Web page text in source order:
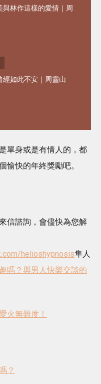
與林作這樣的愛情｜周
經如此不安｜周靈山
單身或是有情人的，都
愉快的年終獎勵吧。
信諮詢，會儘快為您解
helioshypnosis隼人
嗎？與男人快樂交談的
火無難度！
？